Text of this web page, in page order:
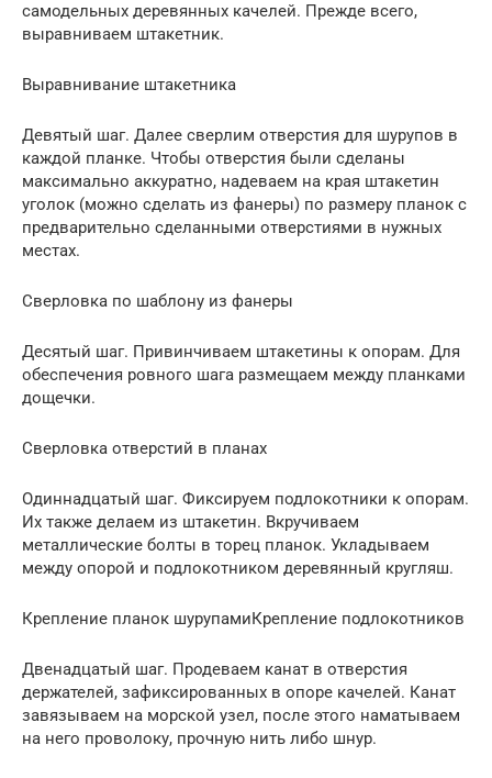
самодельных деревянных качелей. Прежде всего,
выравниваем штакетник.
Выравнивание штакетника
Девятый шаг. Далее сверлим отверстия для шурупов в
каждой планке. Чтобы отверстия были сделаны
максимально аккуратно, надеваем на края штакетин
уголок (можно сделать из фанеры) по размеру планок с
предварительно сделанными отверстиями в нужных
местах.
Сверловка по шаблону из фанеры
Десятый шаг. Привинчиваем штакетины к опорам. Для
обеспечения ровного шага размещаем между планками
дощечки.
Сверловка отверстий в планах
Одиннадцатый шаг. Фиксируем подлокотники к опорам.
Их также делаем из штакетин. Вкручиваем
металлические болты в торец планок. Укладываем
между опорой и подлокотником деревянный кругляш.
Крепление планок шурупамиКрепление подлокотников
Двенадцатый шаг. Продеваем канат в отверстия
держателей, зафиксированных в опоре качелей. Канат
завязываем на морской узел, после этого наматываем
на него проволоку, прочную нить либо шнур.